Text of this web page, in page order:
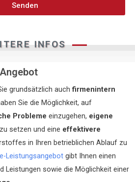
Senden
INFOS
grundsätzlich auchfirmenintern
Sie die Möglichkeit, auf
Probleme einzugehen, eigene
zu setzen und eine effektivere
in Ihren betrieblichen Ablauf zu
Leistungsangebot gibt Ihnen einen
Leistungen sowie die Möglichkeit einer